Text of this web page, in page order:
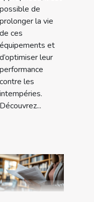
possible de
prolonger la vie
de ces
équipements et
d’optimiser leur
performance
contre les
intempéries.
Découvrez...